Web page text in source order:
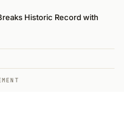
Historic Record with